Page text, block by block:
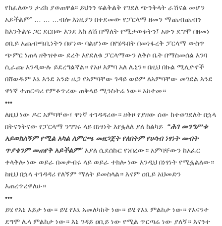
የከፈለውን ታሪክ ያወጠዋል፡፡ ይህንን ፍልቅልቅ የገደለ ጭንቅላት ራሽናል መሆን
አይችልም” … … …ብሎ እነዚያን በቀደመው የፓርላማ ዘመን ማጨብጨብን
ከእንቅልፍ ጋር ደርበው እንደ እከ ለሽ በማለት የሚታወቁትን፤ አሁን ደግሞ በዘመነ
ዐቢይ አጨብጫቢነትን በሆነው ባልሆነው በየሄዱበት በመነፋረቅ ፓርላማ ውስጥ
ጭምር ነጠላ ዘቅዝቀው ደረት እየደለቁ ፓርላማውን ለቅሶ ቤት በማስመሰል እንባ
ሲራጩ እንዲውሉ ይደረግልኛል። የአዞ እምባ አለ ሌኒን። በዚህ በኩል ሚሊዮኖች
በሸወዱም እኔ እንደ አንድ ዜጋ የአምባቸው ገዳይ ወይም ለአምባቸው መገደል እንደ
ዋነኛ ተጠርጣሪ የምቆጥረው ጠቅላይ ሚንስትሬ ነው። አከተመ።
•••
ለዚህ ነው ዶር አምባቸው፣ ዋነኛ ተገዳዳሪው። ዘቅዞ የያዘው ሰው ከተወገደለት በኋላ
በትናንትናው የፓርላማ ንግግሩ ላይ በነፃነት እየፏለለ ያለ ከልካይ “ሕገ መንግሥቱ
አይወክለኝም የሚል አካል ለምርጫ መዘጋጀት የለበትም የሀሳብ ነፃነት መብት
ጥያቄንም መጠየቅ አይችልም” እያለ ሲደሰኩር የነበረው። አምባቸውን ከአፈር
ቀላቅሎ ነው ወይራ በመቃብሩ ላይ ወይራ ተክሎ ነው እንዲህ በነፃነት የሚፏልለው።
ከዚህ በኋላ ተገዳዳሪ የለኝም ማለት ይመስላል። እናም ዐቢይ አህመድን
እጠረጥረዋለሁ።
•••
ይሄ የእኔ እይታ ነው። ይሄ የእኔ አመለካከት ነው። ይሄ የእኔ ምልከታ ነው። የእናንተ
ደግሞ ሌላ ምልከታ ነው። እኔ ገዳይ ዐቢይ ነው የሚል ጥርጣሬ ነው ያለኝ። እናንተ